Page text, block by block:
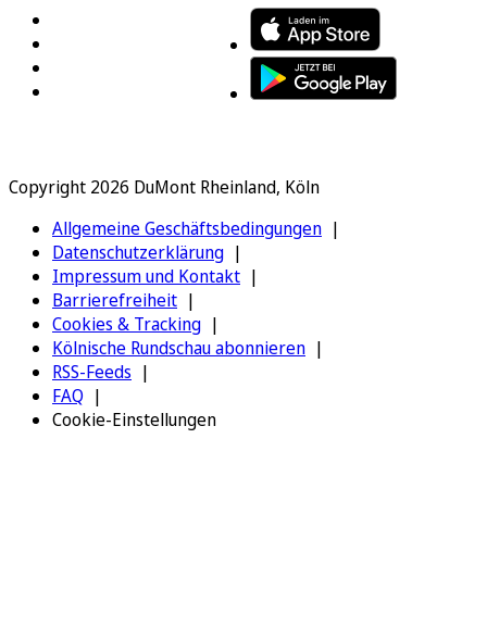
Copyright 2026 DuMont Rheinland, Köln
Allgemeine Geschäftsbedingungen
Datenschutzerklärung
Impressum und Kontakt
Barrierefreiheit
Cookies & Tracking
Kölnische Rundschau abonnieren
RSS-Feeds
FAQ
Cookie-Einstellungen